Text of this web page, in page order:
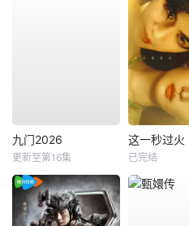
九门2026
更新至第16集
这一秒过火
已完结